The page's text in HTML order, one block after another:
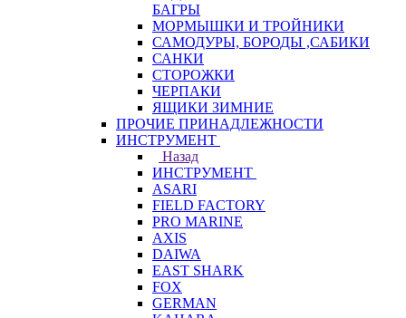
БАГРЫ
МОРМЫШКИ И ТРОЙНИКИ
САМОДУРЫ, БОРОДЫ ,САБИКИ
САНКИ
СТОРОЖКИ
ЧЕРПАКИ
ЯЩИКИ ЗИМНИЕ
ПРОЧИЕ ПРИНАДЛЕЖНОСТИ
ИНСТРУМЕНТ
Назад
ИНСТРУМЕНТ
ASARI
FIELD FACTORY
PRO MARINE
AXIS
DAIWA
EAST SHARK
FOX
GERMAN